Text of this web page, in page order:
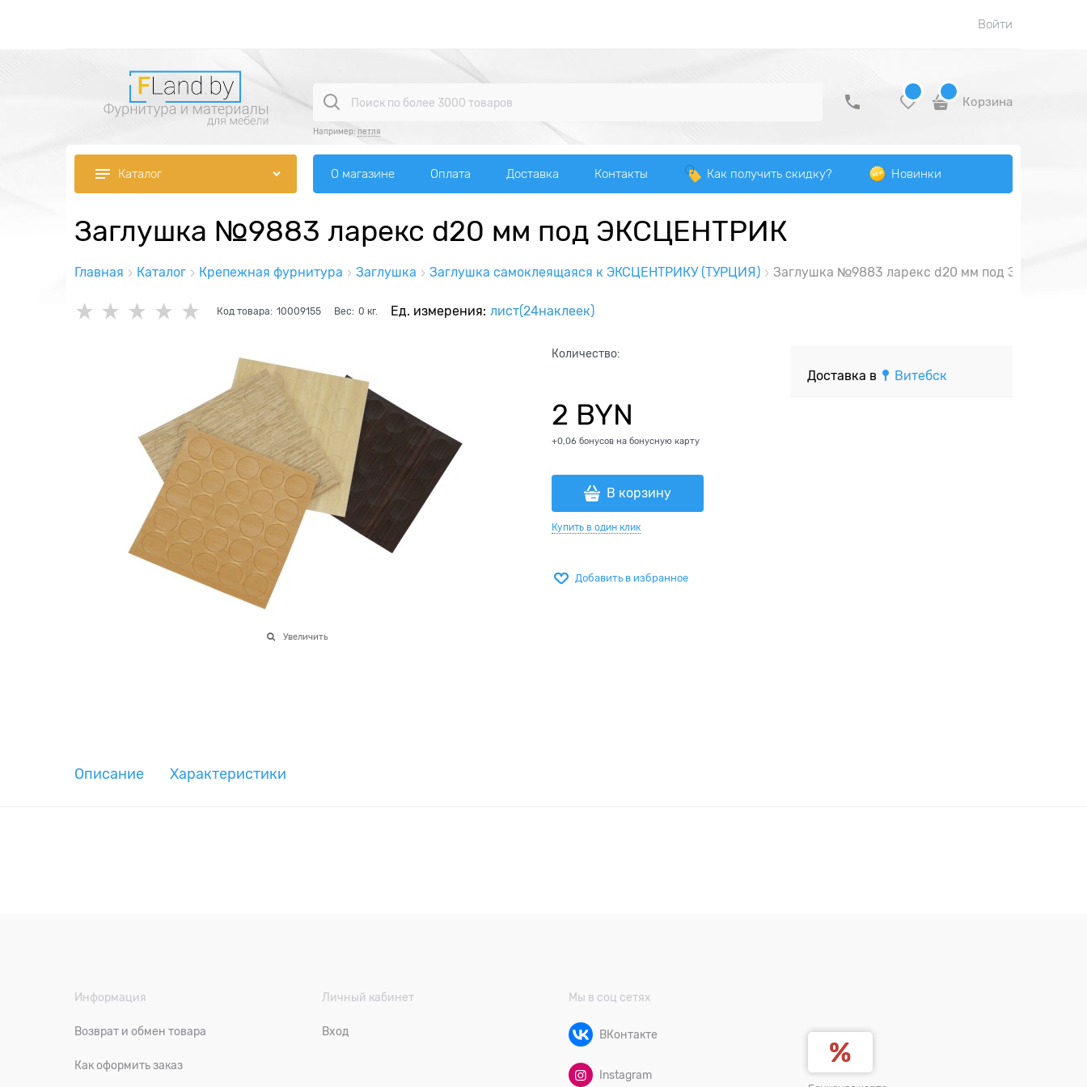
Войти
Например: петля
Корзина
Каталог О магазине Оплата Доставка Контакты Как получить скидку? Новинки
Заглушка №9883 ларекс d20 мм под ЭКСЦЕНТРИК
Главная Каталог Крепежная фурнитура Заглушка Заглушка самоклеящаяся к ЭКСЦЕНТРИКУ (ТУРЦИЯ) Заглушка №9883 ларекс d20 мм под
Код товара: 10009155 Вес: 0 кг. Ед. измерения: лист(24наклеек)
Увеличить
Количество:
2 BYN
+0,06 бонусов на бонусную карту
В корзину
Купить в один клик
Добавить в избранное
Доставка в Витебск
Описание Характеристики
Информация
Возврат и обмен товара
Как оформить заказ
Личный кабинет
Вход
Мы в соц сетях
ВКонтакте
Instagram